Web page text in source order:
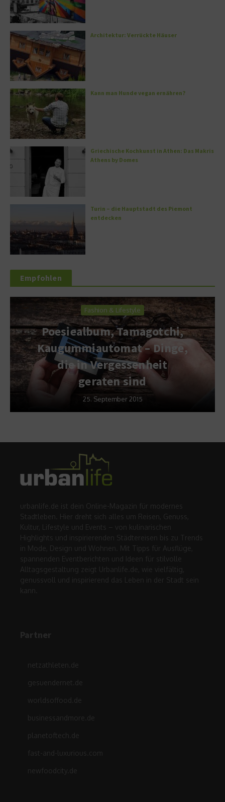
Architektur: Verrückte Häuser
Kann man Hunde vegan ernähren?
Griechische Kochkunst in Athen: Das Makris
Athens by Domes
Turin – die Hauptstadt des Piemont
entdecken
Empfohlen
Fashion & Lifestyle
Poesiealbum, Tamagotchi,
Kaugummiautomat – Dinge,
die in Vergessenheit
geraten sind
25. September 2015
urbanlife.de ist dein Online-Magazin für modernes
Stadtleben. Hier dreht sich alles um Reisen, Genuss,
Kultur, Lifestyle und Events – von kulinarischen
Highlights und inspirierenden Städtereisen bis zu Trends
in Mode, Design und Wohnen. Mit Tipps für Ausflüge,
spannenden Eventberichten und Ideen für stilvolle
Alltagsgestaltung zeigt Urbanlife.de, wie vielfältig,
genussvoll und inspirierend das Leben in der Stadt sein
kann.
Partner
netzathleten.de
gesuendernet.de
worldsoffood.de
businessandmore.de
planetoftech.de
fast-and-luxurious.com
newfoodcity.de